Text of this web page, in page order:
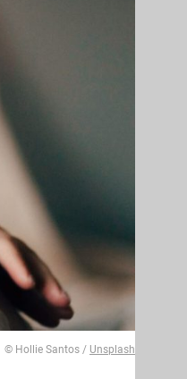
© Hollie Santos / Unsplash